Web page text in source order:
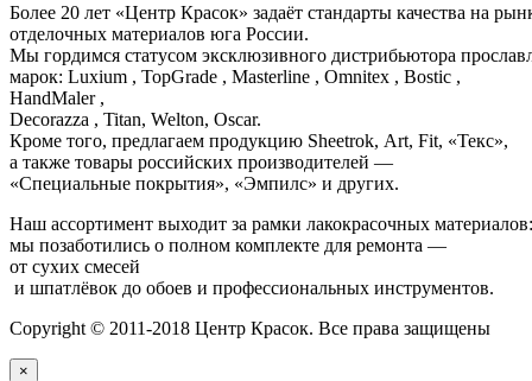
Более 20 лет «Центр Красок» задаёт стандарты качества на
отделочных материалов юга России.
Мы гордимся статусом эксклюзивного дистрибьютора
марок: Luxium , TopGrade , Masterline , Omnitex , Bostic ,
HandMaler ,
Decorazza , Titan, Welton, Oscar.
Кроме того, предлагаем продукцию Sheetrok, Art, Fit, «Текс»,
а также товары российских производителей —
«Специальные покрытия», «Эмпилс» и других.
Наш ассортимент выходит за рамки лакокрасочных
мы позаботились о полном комплекте для ремонта —
от сухих смесей
и шпатлёвок до обоев и профессиональных инструментов.
Copyright © 2011-2018 Центр Красок. Все права защищены
×